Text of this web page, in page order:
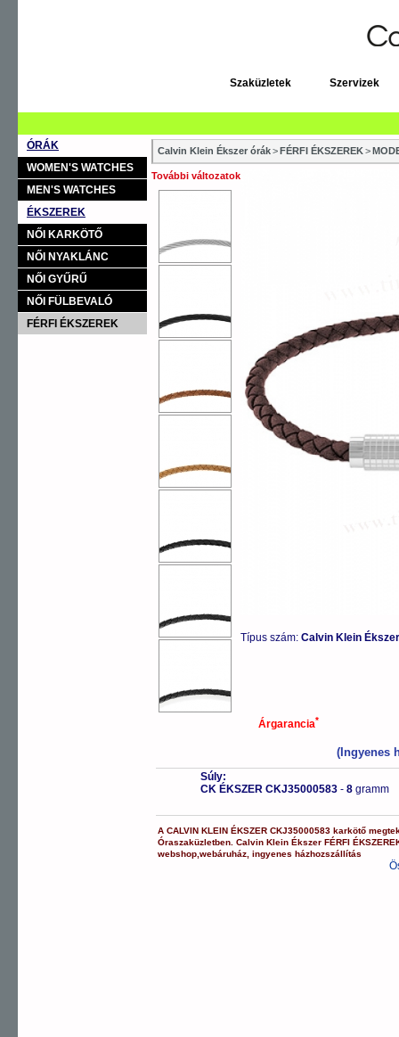
Szaküzletek Szervizek
ÓRÁK
WOMEN'S WATCHES
MEN'S WATCHES
ÉKSZEREK
NŐI KARKÖTŐ
NŐI NYAKLÁNC
NŐI GYŰRŰ
NŐI FÜLBEVALÓ
FÉRFI ÉKSZEREK
Calvin Klein Ékszer órák>FÉRFI ÉKSZEREK>
További változatok
Típus szám: Calvin Klein
Árgarancia*
(Ingyenes
Súly:
CK ÉKSZER CKJ35000583 - 8 gramm
ACALVIN KLEIN ÉKSZER CKJ35000583 karkötő
Óraszaküzletben.Calvin Klein Ékszer FÉRFI
webshop ,webáruház ,ingyenes házhozszállítás